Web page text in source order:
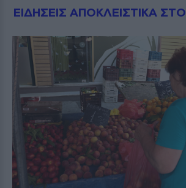
ΕΙΔΗΣΕΙΣ ΑΠΟΚΛΕΙΣΤΙΚΑ ΣΤΟ